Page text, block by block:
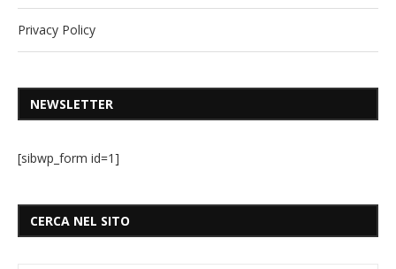
Privacy Policy
NEWSLETTER
[sibwp_form id=1]
CERCA NEL SITO